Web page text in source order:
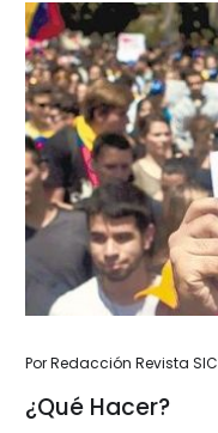
Por Redacción Revista SIC
¿Qué Hacer?